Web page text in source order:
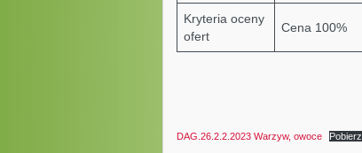
Kryteria oceny
ofert
Cena 100%
DAG.26.2.2.2023 Warzyw, owoce Pobierz